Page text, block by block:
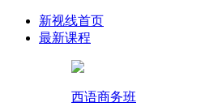
新视线首页
最新课程
西语商务班